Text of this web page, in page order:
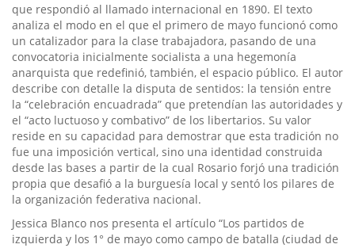
que respondió al llamado internacional en 1890. El texto
analiza el modo en el que el primero de mayo funcionó como
un catalizador para la clase trabajadora, pasando de una
convocatoria inicialmente socialista a una hegemonía
anarquista que redefinió, también, el espacio público. El autor
describe con detalle la disputa de sentidos: la tensión entre
la “celebración encuadrada” que pretendían las autoridades y
el “acto luctuoso y combativo” de los libertarios. Su valor
reside en su capacidad para demostrar que esta tradición no
fue una imposición vertical, sino una identidad construida
desde las bases a partir de la cual Rosario forjó una tradición
propia que desafió a la burguesía local y sentó los pilares de
la organización federativa nacional.
Jessica Blanco nos presenta el artículo “Los partidos de
izquierda y los 1° de mayo como campo de batalla (ciudad de